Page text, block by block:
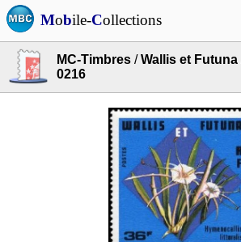
Mobile-Collections
MC-Timbres /Wallis et Futuna
0216